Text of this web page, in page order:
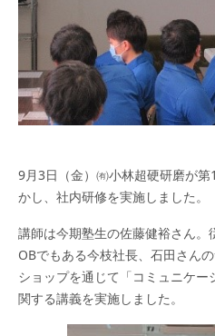
9月3日（金）㈲小林超硬研磨が
かし、社内研修を実施しました。
講師は今期塾生の佐藤健裕さん。
OBでもある今枝社長、石田さん
ショップを通じて「コミュニケー
関する講義を実施しました。